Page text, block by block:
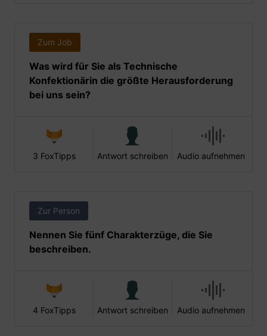
Zum Job
Was wird für Sie als Technische
Konfektionärin die größte Herausforderung
bei uns sein?
3 FoxTipps Antwort schreiben Audio aufnehmen
Zur Person
Nennen Sie fünf Charakterzüge, die Sie
beschreiben.
4 FoxTipps Antwort schreiben Audio aufnehmen